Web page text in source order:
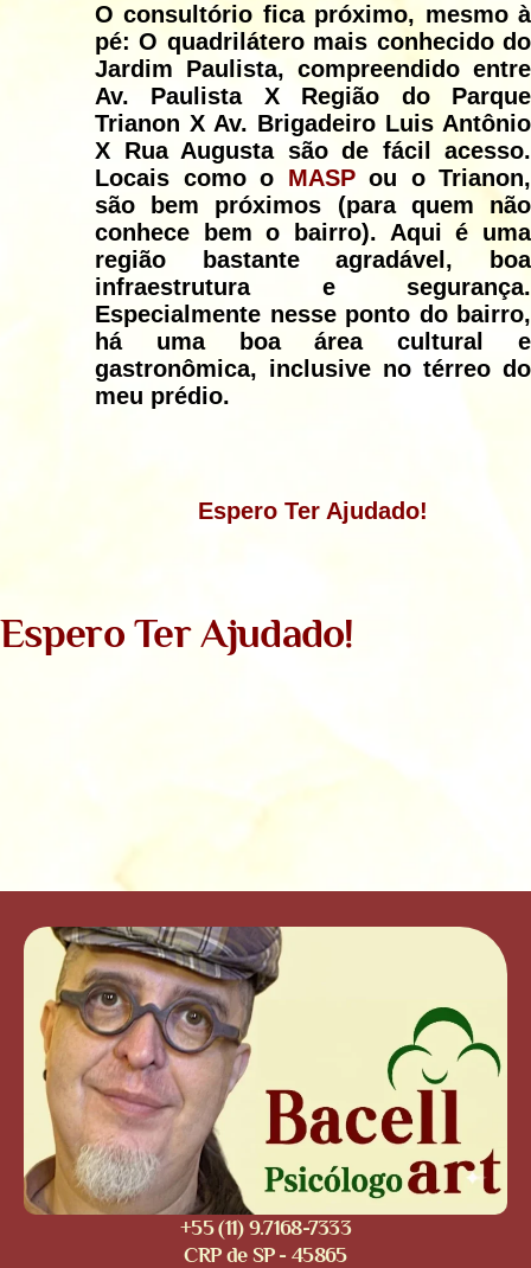
O consultório fica próximo, mesmo à
pé: O quadrilátero mais conhecido do
Jardim Paulista, compreendido entre
Av. Paulista X Região do Parque
Trianon X Av. Brigadeiro Luis Antônio
X Rua Augusta são de fácil acesso.
Locais como o MASPou o Trianon,
são bem próximos (para quem não
conhece bem o bairro). Aqui é uma
região bastante agradável, boa
infraestrutura e segurança.
Especialmente nesse ponto do bairro,
há uma boa área cultural e
gastronômica, inclusive no térreo do
meu prédio.
Espero Ter Ajudado!
Espero Ter Ajudado!
+55 (11) 9.7168-7333
CRP de SP - 45865